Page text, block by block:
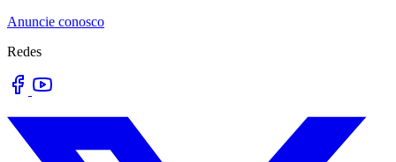
Anuncie conosco
Redes